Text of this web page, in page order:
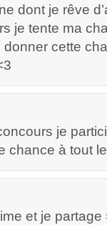
dont je rêve
je tente ma
donner cette
je
chance à tout
et je